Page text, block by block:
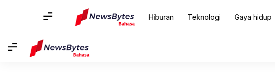
Hiburan Teknologi Gaya hidup